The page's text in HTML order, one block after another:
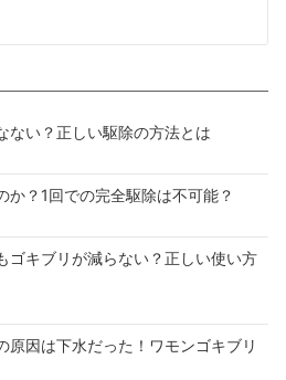
ない？正しい駆除の方法とは
か？1回での完全駆除は不可能？
ゴキブリが減らない？正しい使い方
原因は下水だった！ワモンゴキブリ